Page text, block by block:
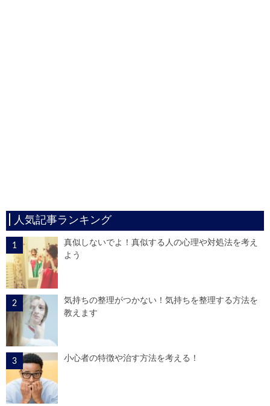
人気記事ランキング
真似しないでよ！真似する人の心理や対処法を考え
よう
気持ちの整理がつかない！気持ちを整理する方法を
教えます
小心者の特徴や治す方法を考える！